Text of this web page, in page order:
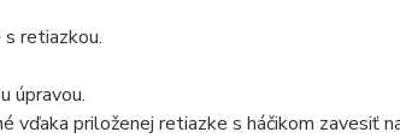
retiazkou.
úpravou.
vďaka priloženej retiazke s háčikom zavesiť